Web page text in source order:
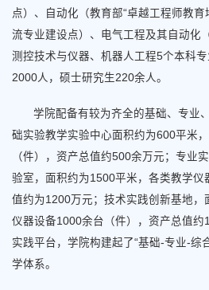
点）、自动化（教育部“卓越工程师教
流专业建设点）、电气工程及其自动化
测控技术与仪器、机器人工程5个本科
2000人，硕士研究生220余人。
学院配备有较为齐全的基础、专业
础实验教学实验中心面积约为600平米
（件），资产总值约500余万元；专业
验室，面积约为1500平米，各类教学仪
值约为1200万元；技术实践创新基地，
仪器设备1000余台（件），资产总值约
实践平台，学院构建起了“基础-专业-综
学体系。